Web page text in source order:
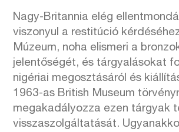
Nagy-Britannia elég
viszonyul a restitúció
Múzeum, noha elismeri a
jelentőségét, és tárgyalásokat
nigériai megosztásáról és
1963-as British Museum
megakadályozza ezen tárgyak
visszaszolgáltatását.